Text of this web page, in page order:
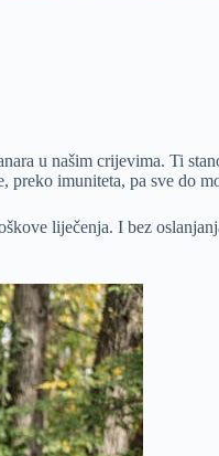
u našim crijevima. Ti
preko imuniteta, pa sve do
liječenja. I bez